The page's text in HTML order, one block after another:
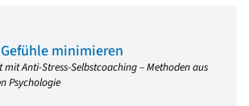
minimieren
Anti-Stress-Selbstcoaching – Methoden aus
Psychologie